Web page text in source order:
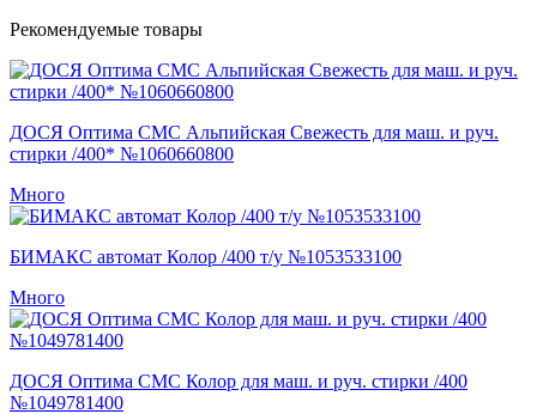
Рекомендуемые товары
ДОСЯ Оптима СМС Альпийская Свежесть для маш. и руч.
стирки /400* №1060660800
Много
БИМАКС автомат Колор /400 т/у №1053533100
Много
ДОСЯ Оптима СМС Колор для маш. и руч. стирки /400
№1049781400